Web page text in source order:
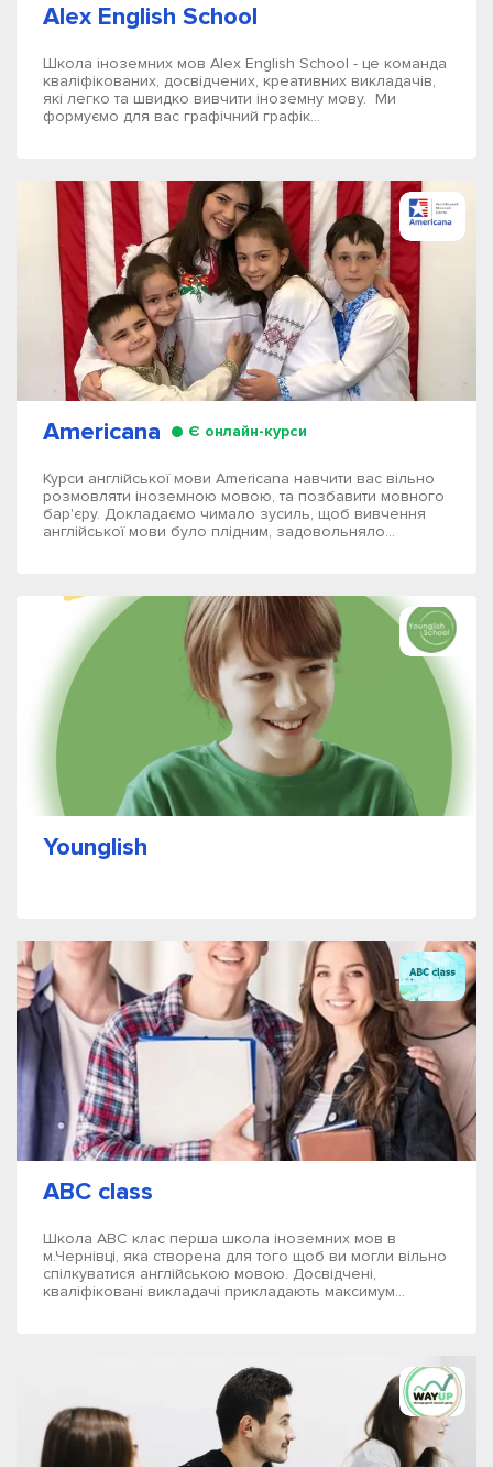
Alex English School
Школа іноземних мов Alex English School - це команда
кваліфікованих, досвідчених, креативних викладачів,
які легко та швидко вивчити іноземну мову. Ми
формуємо для вас графічний графік...
Americana Є онлайн-курси
Курси англійської мови Americana навчити вас вільно
розмовляти іноземною мовою, та позбавити мовного
бар'єру. Докладаємо чимало зусиль, щоб вивчення
англійської мови було плідним, задовольняло...
Younglish
ABC class
Школа АВС клас перша школа іноземних мов в
м.Чернівці, яка створена для того щоб ви могли вільно
спілкуватися англійською мовою. Досвідчені,
кваліфіковані викладачі прикладають максимум...